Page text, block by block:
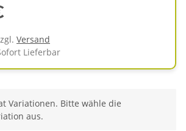
Versand
Lieferbar
Variationen. Bitte wähle die
aus.